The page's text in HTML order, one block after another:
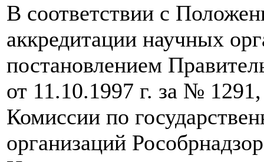
В соответствии с
аккредитации научных
постановлением
от 11.10.1997 г. за №
Комиссии по
организаций